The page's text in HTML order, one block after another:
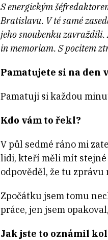
S energickým
Bratislavu. V té samé
jeho snoubenku
in memoriam. S pocitem
Pamatujete si na den
Pamatuji si každou
Kdo vám to řekl?
V půl sedmé ráno mi
lidi, kteří měli mít stejné
odpověděl, že tu zprávu
Zpočátku jsem tomu
práce, jen jsem
Jak jste to oznámil